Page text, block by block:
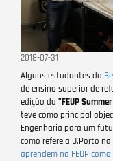
2018-07-31
Alguns estudantes do
de ensino superior de
edição da "FEUP
teve como principal
Engenharia para um
como refere a U.Porto
aprendem na FEUP